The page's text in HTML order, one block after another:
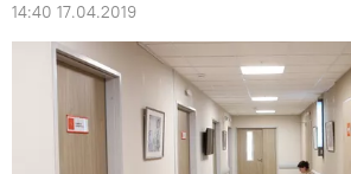
14:40 17.04.2019